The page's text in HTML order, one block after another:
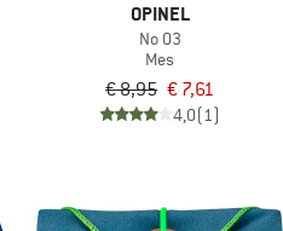
OPINEL
No 03
Mes
€ 8,95 € 7,61
4,0(1)